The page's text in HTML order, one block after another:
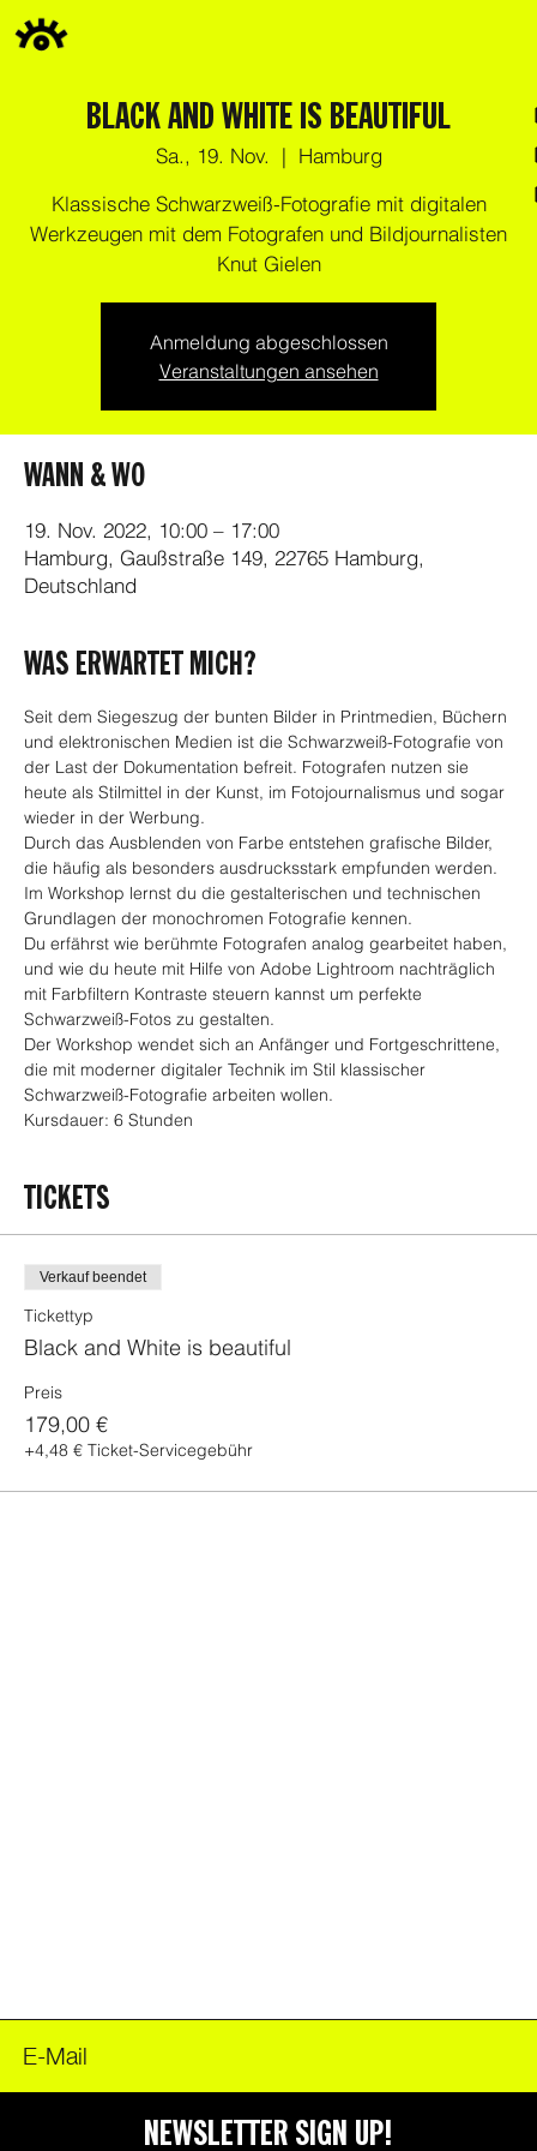
BLACK AND WHITE IS BEAUTIFUL
Sa., 19. Nov.
  |
Hamburg
Klassische Schwarzweiß-Fotografie mit digitalen
Werkzeugen mit dem Fotografen und Bildjournalisten
Knut Gielen
Anmeldung abgeschlossen
Veranstaltungen ansehen
WANN & WO
19. Nov. 2022, 10:00 – 17:00
Hamburg, Gaußstraße 149, 22765 Hamburg,
Deutschland
WAS ERWARTET MICH?
Seit dem Siegeszug der bunten Bilder in Printmedien, Büchern
und elektronischen Medien ist die Schwarzweiß-Fotografie von
der Last der Dokumentation befreit. Fotografen nutzen sie
heute als Stilmittel in der Kunst, im Fotojournalismus und sogar
wieder in der Werbung.
Durch das Ausblenden von Farbe entstehen grafische Bilder,
die häufig als besonders ausdrucksstark empfunden werden.
Im Workshop lernst du die gestalterischen und technischen
Grundlagen der monochromen Fotografie kennen.
Du erfährst wie berühmte Fotografen analog gearbeitet haben,
und wie du heute mit Hilfe von Adobe Lightroom nachträglich
mit Farbfiltern Kontraste steuern kannst um perfekte
Schwarzweiß-Fotos zu gestalten.
Der Workshop wendet sich an Anfänger und Fortgeschrittene,
die mit moderner digitaler Technik im Stil klassischer
Schwarzweiß-Fotografie arbeiten wollen.
Kursdauer: 6 Stunden
TICKETS
Verkauf beendet
Tickettyp
Black and White is beautiful
Preis
179,00 €
+4,48 € Ticket-Servicegebühr
NEWSLETTER SIGN UP!